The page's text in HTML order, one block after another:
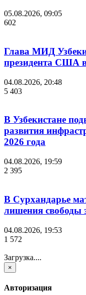
05.08.2026, 09:05
602
Глава МИД
президента США
04.08.2026, 20:48
5 403
В Узбекистане
развития
2026 года
04.08.2026, 19:59
2 395
В Сурхандарье
лишения свободы
04.08.2026, 19:53
1 572
Загрузка....
×
Авторизация